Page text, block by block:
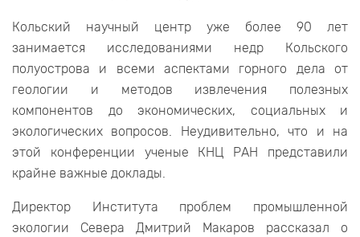
Кольский научный центр уже более 90 лет
занимается исследованиями недр Кольского
полуострова и всеми аспектами горного дела от
геологии и методов извлечения полезных
компонентов до экономических, социальных и
экологических вопросов. Неудивительно, что и на
этой конференции ученые КНЦ РАН представили
крайне важные доклады.
Директор Института проблем промышленной
экологии Севера Дмитрий Макаров рассказал о